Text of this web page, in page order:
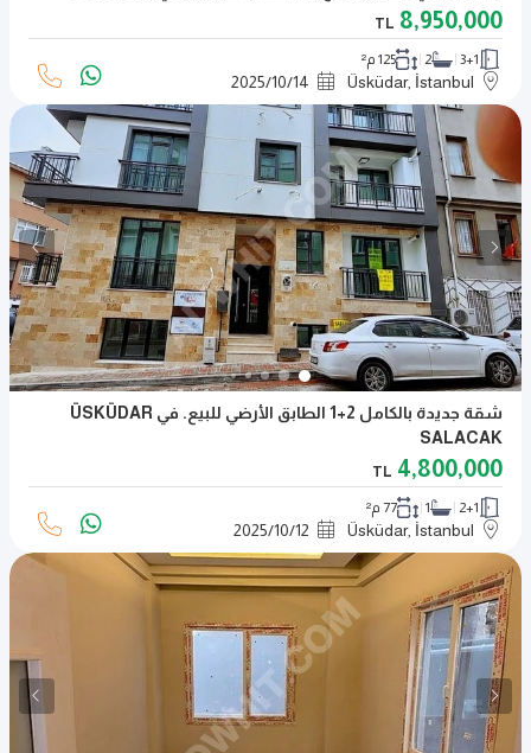
AHMEDİYE
8,950,000
TL
3+1
2 125 م²
Üsküdar, İstanbul
2025/10/14
شقة جديدة بالكامل 2+1 الطابق الأرضي للبيع. في ÜSKÜDAR
SALACAK
4,800,000
TL
2+1
1 77 م²
Üsküdar, İstanbul
2025/10/12